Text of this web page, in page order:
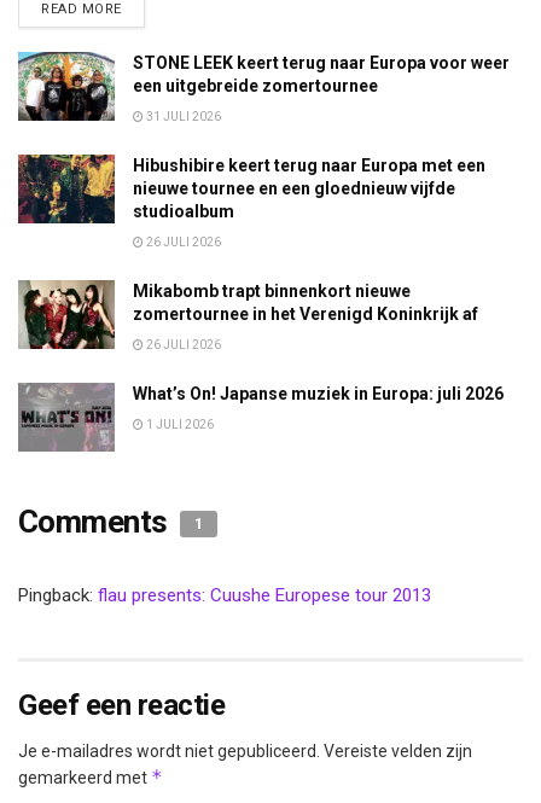
READ MOREDETAILS
STONE LEEK keert terug naar Europa voor weer
een uitgebreide zomertournee
31 JULI 2026
Hibushibire keert terug naar Europa met een
nieuwe tournee en een gloednieuw vijfde
studioalbum
26 JULI 2026
Mikabomb trapt binnenkort nieuwe
zomertournee in het Verenigd Koninkrijk af
26 JULI 2026
What’s On! Japanse muziek in Europa: juli 2026
1 JULI 2026
Comments 1
Pingback: flau presents: Cuushe Europese tour 2013
Geef een reactie
Je e-mailadres wordt niet gepubliceerd. Vereiste velden zijn
gemarkeerd met *